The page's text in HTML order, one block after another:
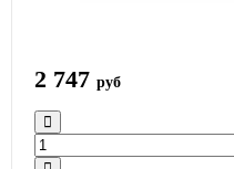
2 747 руб